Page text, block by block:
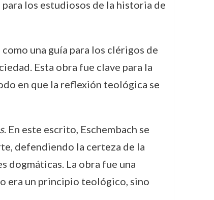
los estudiosos de la historia de
una guía para los clérigos de
Esta obra fue clave para la
en que la reflexión teológica se
. En este escrito, Eschembach se
defendiendo la certeza de la
dogmáticas. La obra fue una
era un principio teológico, sino